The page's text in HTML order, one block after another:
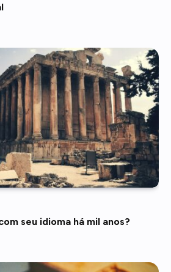
seu idioma há mil anos?